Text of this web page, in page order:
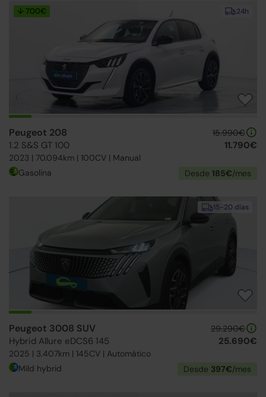
24h
↓ 700€
Peugeot 208
1.2 S&S GT 100
2023 | 70.094km | 100CV | Manual
15.990€
11.790€
Gasolina Desde 185€/mes
15-20 días
Peugeot 3008 SUV
Hybrid Allure eDCS6 145
2025 | 3.407km | 145CV | Automático
29.290€
25.690€
Mild hybrid Desde 397€/mes